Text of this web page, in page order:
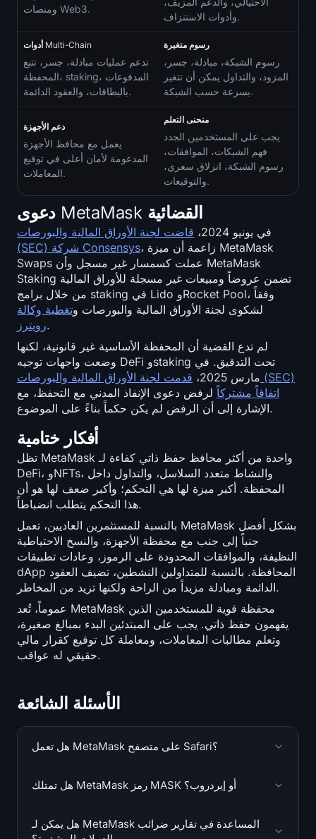
ومنصات Web3.
وأدوات الاستنزاف.
أدوات Multi-Chain
تدعم عمليات مبادلة، جسر، تتبع
المحفظة، staking، المدفوعات
بالبطاقات، والعقود الدائمة.
رسوم متغيرة
رسوم الشبكة، مبادلة، جسر،
المزود، والتداول يمكن أن تتغير
بسرعة حسب الشبكة.
دعم الأجهزة
يعمل مع محافظ الأجهزة
المدعومة لأمان أعلى في توقيع
المعاملات.
منحنى التعلم
يجب على المستخدمين الجدد
فهم الشبكات، الموافقات،
رسوم الشبكة، انزلاق سعري،
والتوقيعات.
دعوى MetaMask القضائية
في يونيو 2024،
قاضت لجنة الأوراق المالية والبورصات
(SEC) شركة Consensys، زاعمة أن ميزة MetaMask
Swaps عملت كسمسار غير مسجل وأن MetaMask
Staking تضمن عروضاً ومبيعات غير مسجلة للأوراق المالية
من خلال برامج staking في Lido وRocket Pool، وفقاً
لشكوى لجنة الأوراق المالية والبورصات وتغطية وكالة
رويترز.
لم تدع القضية أن المحفظة الأساسية غير قانونية، لكنها
وضعت واجهات توجيه DeFi وstaking تحت التدقيق. في
مارس 2025،
قدمت لجنة الأوراق المالية والبورصات (SEC)
اتفاقاً مشتركاً لرفض دعوى الإنفاذ المدني مع التحفظ، مع
الإشارة إلى أن الرفض لم يكن حكماً بناءً على الموضوع.
أفكار ختامية
تظل MetaMask واحدة من أكثر محافظ حفظ ذاتي كفاءة لـ
DeFi، وNFTs، والنشاط متعدد السلاسل، والتداول داخل
المحفظة. أكبر ميزة لها هي التحكم؛ وأكبر ضعف لها هو أن
هذا التحكم يتطلب انضباطاً.
بالنسبة للمستثمرين العاديين، تعمل MetaMask بشكل أفضل
جنباً إلى جنب مع محفظة الأجهزة، والنسخ الاحتياطية
النظيفة، والموافقات المحدودة على الرموز، وعادات تطبيقات
dApp المحافظة. بالنسبة للمتداولين النشطين، تضيف العقود
الدائمة ومبادلة مزيداً من الراحة ولكنها تزيد من المخاطر.
عموماً، تُعد MetaMask محفظة قوية للمستخدمين الذين
يفهمون حفظ ذاتي. يجب على المبتدئين البدء بمبالغ صغيرة،
وتعلم مطالبات المعاملات، ومعاملة كل توقيع كقرار مالي
حقيقي له عواقب.
الأسئلة الشائعة
هل تعمل MetaMask على متصفح Safari؟
هل تمتلك MetaMask رمز MASK أو إيردروب؟
هل يمكن لـ MetaMask المساعدة في تقارير ضرائب